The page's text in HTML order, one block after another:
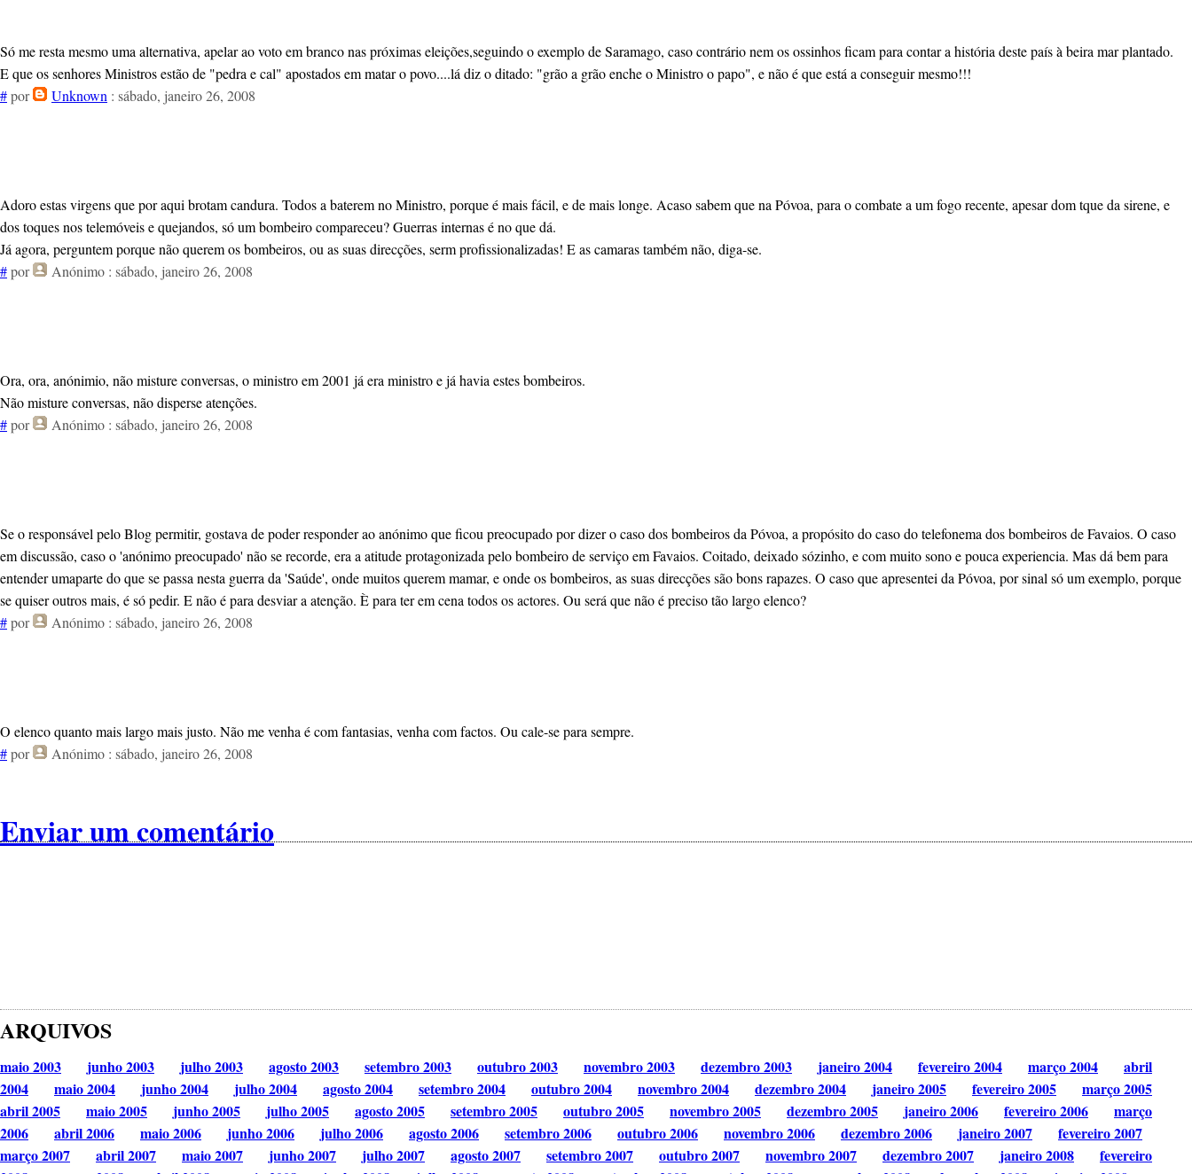
Só me resta mesmo uma alternativa, apelar ao voto em branco nas próximas eleições,seguindo o exemplo de Saramago, caso contrário nem os ossinhos ficam para contar a história deste país à beira mar plantado.
E que os senhores Ministros estão de "pedra e cal" apostados em matar o povo....lá diz o ditado: "grão a grão enche o Ministro o papo", e não é que está a conseguir mesmo!!!
#por Unknown : sábado, janeiro 26, 2008
Adoro estas virgens que por aqui brotam candura. Todos a baterem no Ministro, porque é mais fácil, e de mais longe. Acaso sabem que na Póvoa, para o combate a um fogo recente, apesar dom tque da sirene, e
dos toques nos telemóveis e quejandos, só um bombeiro compareceu? Guerras internas é no que dá.
Já agora, perguntem porque não querem os bombeiros, ou as suas direcções, serm profissionalizadas! E as camaras também não, diga-se.
#por Anónimo : sábado, janeiro 26, 2008
Ora, ora, anónimio, não misture conversas, o ministro em 2001 já era ministro e já havia estes bombeiros.
Não misture conversas, não disperse atenções.
#por Anónimo : sábado, janeiro 26, 2008
Se o responsável pelo Blog permitir, gostava de poder responder ao anónimo que ficou preocupado por dizer o caso dos bombeiros da Póvoa, a propósito do caso do telefonema dos bombeiros de Favaios. O caso
em discussão, caso o 'anónimo preocupado' não se recorde, era a atitude protagonizada pelo bombeiro de serviço em Favaios. Coitado, deixado sózinho, e com muito sono e pouca experiencia. Mas dá bem para
entender umaparte do que se passa nesta guerra da 'Saúde', onde muitos querem mamar, e onde os bombeiros, as suas direcções são bons rapazes. O caso que apresentei da Póvoa, por sinal só um exemplo, porque
se quiser outros mais, é só pedir. E não é para desviar a atenção. È para ter em cena todos os actores. Ou será que não é preciso tão largo elenco?
#por Anónimo : sábado, janeiro 26, 2008
O elenco quanto mais largo mais justo. Não me venha é com fantasias, venha com factos. Ou cale-se para sempre.
#por Anónimo : sábado, janeiro 26, 2008
Enviar um comentário
ARQUIVOS
maio 2003 junho 2003 julho 2003 agosto 2003 setembro 2003 outubro 2003 novembro 2003 dezembro 2003 janeiro 2004 fevereiro 2004 março 2004
abril
2004
maio 2004 junho 2004 julho 2004 agosto 2004 setembro 2004 outubro 2004 novembro 2004 dezembro 2004 janeiro 2005 fevereiro 2005
março 2005
abril 2005
maio 2005 junho 2005 julho 2005 agosto 2005 setembro 2005 outubro 2005 novembro 2005 dezembro 2005 janeiro 2006 fevereiro 2006
março
2006
abril 2006 maio 2006 junho 2006 julho 2006 agosto 2006 setembro 2006 outubro 2006 novembro 2006 dezembro 2006 janeiro 2007
fevereiro 2007
março 2007
abril 2007 maio 2007 junho 2007 julho 2007 agosto 2007 setembro 2007 outubro 2007 novembro 2007 dezembro 2007 janeiro 2008
fevereiro